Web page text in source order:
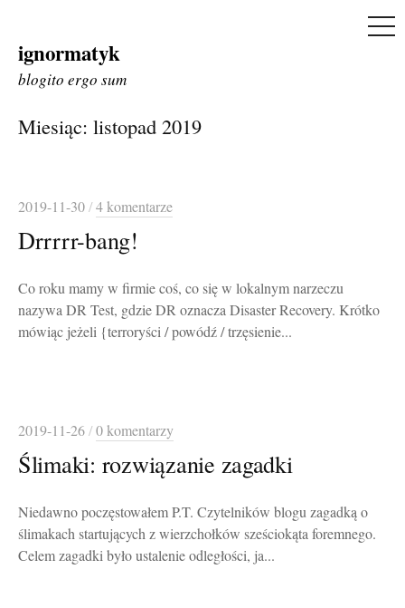
Skip
to
ignormatyk
blogito ergo sum
Miesiąc: listopad 2019
2019-11-30/4 komentarze
Drrrrr-bang!
Co roku mamy w firmie coś, co się w lokalnym narzeczu
nazywa DR Test, gdzie DR oznacza Disaster Recovery. Krótko
mówiąc jeżeli {terroryści / powódź / trzęsienie...
2019-11-26/0 komentarzy
Ślimaki: rozwiązanie zagadki
Niedawno poczęstowałem P.T. Czytelników blogu zagadką o
ślimakach startujących z wierzchołków sześciokąta foremnego.
Celem zagadki było ustalenie odległości, ja...